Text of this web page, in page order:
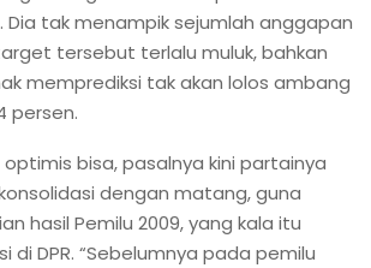
Dia tak menampik sejumlah anggapan
tersebut terlalu muluk, bahkan
memprediksi tak akan lolos ambang
persen.
optimis bisa, pasalnya kini partainya
dengan matang, guna
hasil Pemilu 2009, yang kala itu
di DPR. “Sebelumnya pada pemilu